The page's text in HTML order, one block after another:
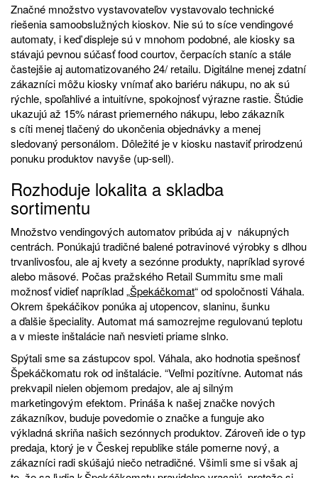
Značné množstvo vystavovateľov vystavovalo technické
riešenia samoobslužných kioskov. Nie sú to síce vendingové
automaty, i keď displeje sú v mnohom podobné, ale kiosky sa
stávajú pevnou súčasť food courtov, čerpacích staníc a stále
častejšie aj automatizovaného 24/ retailu. Digitálne menej zdatní
zákazníci môžu kiosky vnímať ako bariéru nákupu, no ak sú
rýchle, spoľahlivé a intuitívne, spokojnosť výrazne rastie. Štúdie
ukazujú až 15% nárast priemerného nákupu, lebo zákazník
s cíti menej tlačený do ukončenia objednávky a menej
sledovaný personálom. Dôležité je v kiosku nastaviť prirodzenú
ponuku produktov navyše (up-sell).
Rozhoduje lokalita a skladba
sortimentu
Množstvo vendingových automatov pribúda aj v nákupných
centrách. Ponúkajú tradičné balené potravinové výrobky s dlhou
trvanlivosťou, ale aj kvety a sezónne produkty, napríklad syrové
alebo mäsové. Počas pražského Retail Summitu sme mali
možnosť vidieť napríklad „Špekáčkomat“ od spoločnosti Váhala.
Okrem špekáčikov ponúka aj utopencov, slaninu, šunku
a ďalšie špeciality. Automat má samozrejme regulovanú teplotu
a v mieste inštalácie naň nesvieti priame slnko.
Spýtali sme sa zástupcov spol. Váhala, ako hodnotia spešnosť
Špekáčkomatu rok od inštalácie. “Veľmi pozitívne. Automat nás
prekvapil nielen objemom predajov, ale aj silným
marketingovým efektom. Prináša k našej značke nových
zákazníkov, buduje povedomie o značke a funguje ako
výkladná skriňa našich sezónnych produktov. Zároveň ide o typ
predaja, ktorý je v Českej republike stále pomerne nový, a
zákazníci radi skúšajú niečo netradičné. Všimli sme si však aj